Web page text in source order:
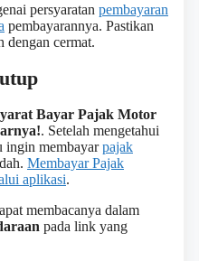
persyaratan pembayaran
pembayarannya. Pastikan
dengan cermat.
Bayar Pajak Motor
. Setelah mengetahui
ingin membayarpajak
Membayar Pajak
aplikasi.
membacanya dalam
pada link yang